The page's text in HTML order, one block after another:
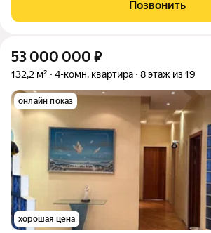
место для тех, кто ценит
Позвонить
53 000 000 ₽
132,2 м² 4-комн. квартира 8 этаж из 19
онлайн показ
хорошая цена